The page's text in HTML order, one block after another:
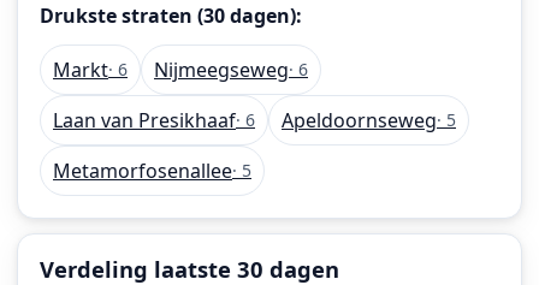
Drukste straten (30 dagen):
Markt· 6 Nijmeegseweg· 6
Laan van Presikhaaf· 6 Apeldoornseweg· 5
Metamorfosenallee· 5
Verdeling laatste 30 dagen